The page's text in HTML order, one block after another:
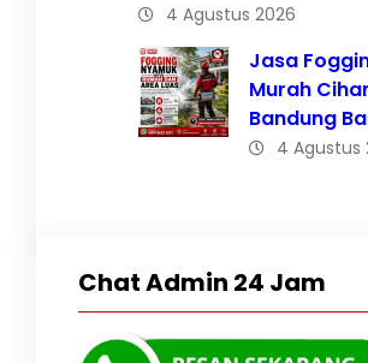
4 Agustus 2026
Jasa
Murah
Bandung
4 Agustus
Chat Admin 24 Jam